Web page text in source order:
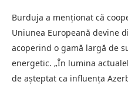
Burduja a menționat că
Uniunea Europeană devine
acoperind o gamă largă de
energetic. „În lumina
de așteptat ca influența